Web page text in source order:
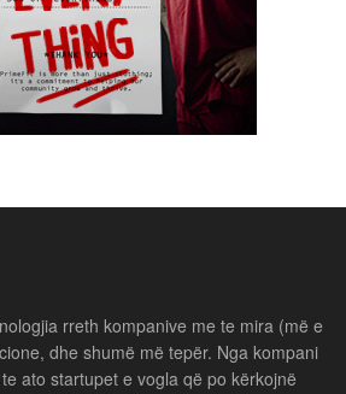
rreth kompanive me te mira (më e
dhe shumë më tepër. Nga kompani
ato startupet e vogla që po kërkojnë